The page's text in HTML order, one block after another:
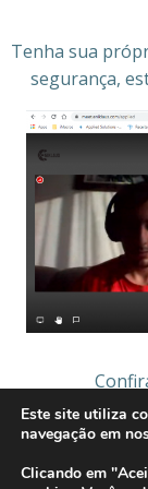
Tenha sua
segurança,
Este site utiliza
navegação em
Clicando em